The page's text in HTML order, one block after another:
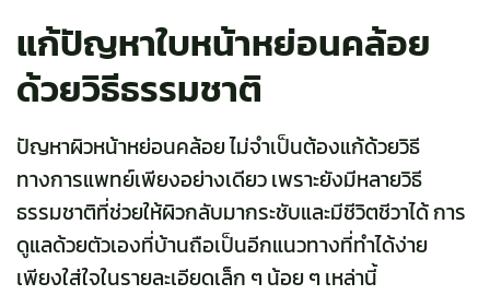
แก้ปัญหาใบหน้าหย่อนคล้อย
ด้วยวิธีธรรมชาติ
ปัญหาผิวหน้าหย่อนคล้อย ไม่จำเป็นต้องแก้ด้วยวิธี
ทางการแพทย์เพียงอย่างเดียว เพราะยังมีหลายวิธี
ธรรมชาติที่ช่วยให้ผิวกลับมากระชับและมีชีวิตชีวาได้ การ
ดูแลด้วยตัวเองที่บ้านถือเป็นอีกแนวทางที่ทำได้ง่าย
เพียงใส่ใจในรายละเอียดเล็ก ๆ น้อย ๆ เหล่านี้